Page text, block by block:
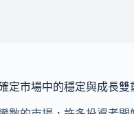
定市場中的穩定與成長雙